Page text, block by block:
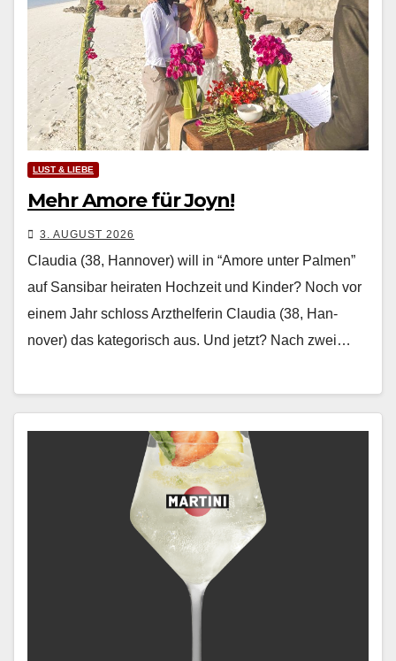
LUST & LIEBE
Mehr Amore für Joyn!
3. AUGUST 2026
Claudia (38, Hannover) will in “Amore unter Palmen”
auf Sansibar heiraten Hochzeit und Kinder? Noch vor
einem Jahr schloss Arzthelferin Clau­dia (38, Han­
nover) das kat­e­gorisch aus. Und jet­zt? Nach zwei…